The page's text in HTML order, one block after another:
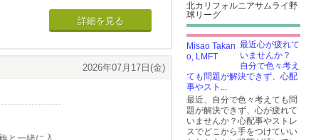
詳細を見る
2026年07月17日(金)
北カリフォルニアサムライ野
球リーグ
最近心が疲れて
いませんか？
自分で色々考え
ても問題が解決できず、心配
事やスト...
最近、自分で色々考えても問
題が解決できず、心が疲れて
いませんか？心配事やストレ
スでどこから手をつけていい